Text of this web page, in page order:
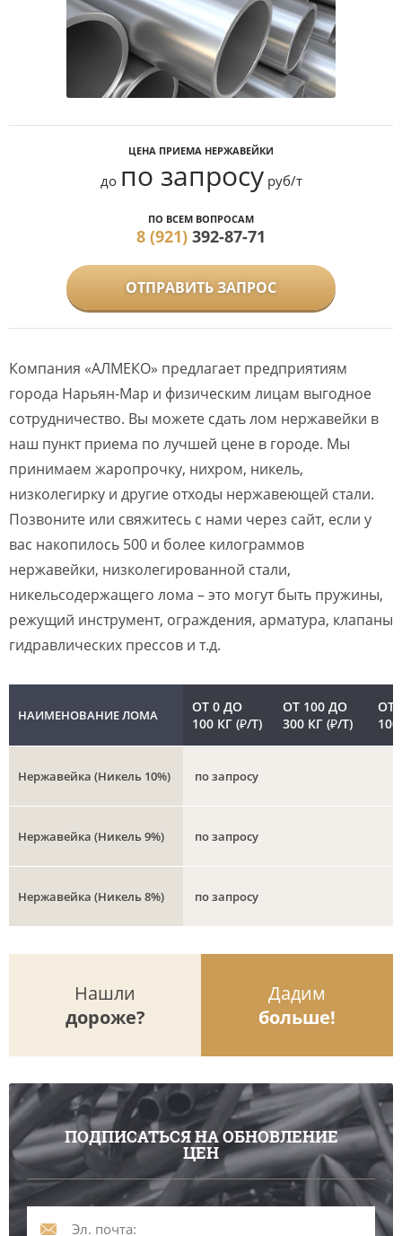
ЦЕНА ПРИЕМА НЕРЖАВЕЙКИ
до по запросу руб/т
ПО ВСЕМ ВОПРОСАМ
8 (921) 392-87-71
ОТПРАВИТЬ ЗАПРОС
Компания «АЛМЕКО» предлагает предприятиям
города Нарьян-Мар и физическим лицам выгодное
сотрудничество. Вы можете сдать лом нержавейки в
наш пункт приема по лучшей цене в городе. Мы
принимаем жаропрочку, нихром, никель,
низколегирку и другие отходы нержавеющей стали.
Позвоните или свяжитесь с нами через сайт, если у
вас накопилось 500 и более килограммов
нержавейки, низколегированной стали,
никельсодержащего лома – это могут быть пружины,
режущий инструмент, ограждения, арматура, клапаны
гидравлических прессов и т.д.
НАИМЕНОВАНИЕ ЛОМА
ОТ 0 ДО
100 КГ (₽/Т)
ОТ 100 ДО
300 КГ (₽/Т)
ОТ
Нержавейка (Никель 10%) по запросу
Нержавейка (Никель 9%) по запросу
Нержавейка (Никель 8%) по запросу
Нашли
дороже?
Дадим
больше!
ПОДПИСАТЬСЯ НА ОБНОВЛЕНИЕ
ЦЕН